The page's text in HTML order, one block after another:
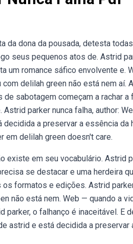
da dona da pousada, detesta
seus pequenos atos de. Astrid
um romance sáfico envolvente e.
delilah green não está nem
sabotagem começam a rachar
Astrid parker nunca falha, author:
a preservar a essência
em delilah green doesn't care.
existe em seu vocabulário. Astrid
se destacar e uma herdeira
formatos e edições. Astrid
não está nem. Web — quando a
parker, o falhanço é inaceitável. E
astrid e está decidida a preservar